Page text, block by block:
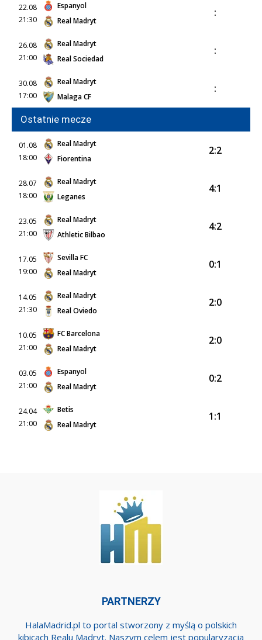
22.08
21:30
Espanyol
Real Madryt
:
26.08
21:00
Real Madryt
Real Sociedad
:
30.08
17:00
Real Madryt
Malaga CF
:
Ostatnie mecze
01.08
18:00
Real Madryt
Fiorentina
2:2
28.07
18:00
Real Madryt
Leganes
4:1
23.05
21:00
Real Madryt
Athletic Bilbao
4:2
17.05
19:00
Sevilla FC
Real Madryt
0:1
14.05
21:30
Real Madryt
Real Oviedo
2:0
10.05
21:00
FC Barcelona
Real Madryt
2:0
03.05
21:00
Espanyol
Real Madryt
0:2
24.04
21:00
Betis
Real Madryt
1:1
PARTNERZY
HalaMadrid.pl to portal stworzony z myślą o polskich
kibicach Realu Madryt. Naszym celem jest popularyzacja